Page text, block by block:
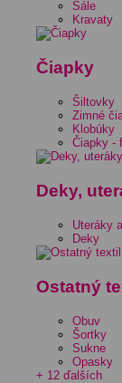
Šále
Kravaty
Čiapky
Šiltovky
Zimné
Klobúky
Čiapky -
Deky,
Uteráky
Deky
Ostatný
Obuv
Šortky
Sukne
Opasky
+ 12 ďalších